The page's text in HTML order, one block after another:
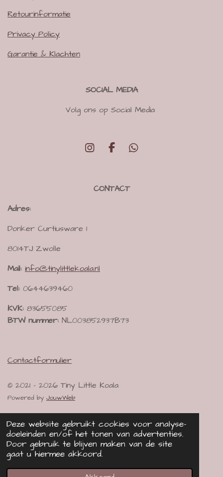
Deze website gebruikt cookies voor analyse-
doeleinden en/of het tonen van advertenties.
Door gebruik te blijven maken van de site
gaat u hiermee akkoord.
Retourinformatie
Privacy Policy
Garantie & Klachten
SOCIAL MEDIA
Volg ons op Social Media
I
F
b
W
CONTACT
Adres:
Donker Curtiusware 1
8014TJ Zwolle
Mail: info@tinylittlekoala.nl
Tel: 0644639460
KVK: 83655085
BTW nummer: NL003852937B73
Contactformulier
© 2021 - 2026 Tiny Little Koala
Powered by JouwWeb